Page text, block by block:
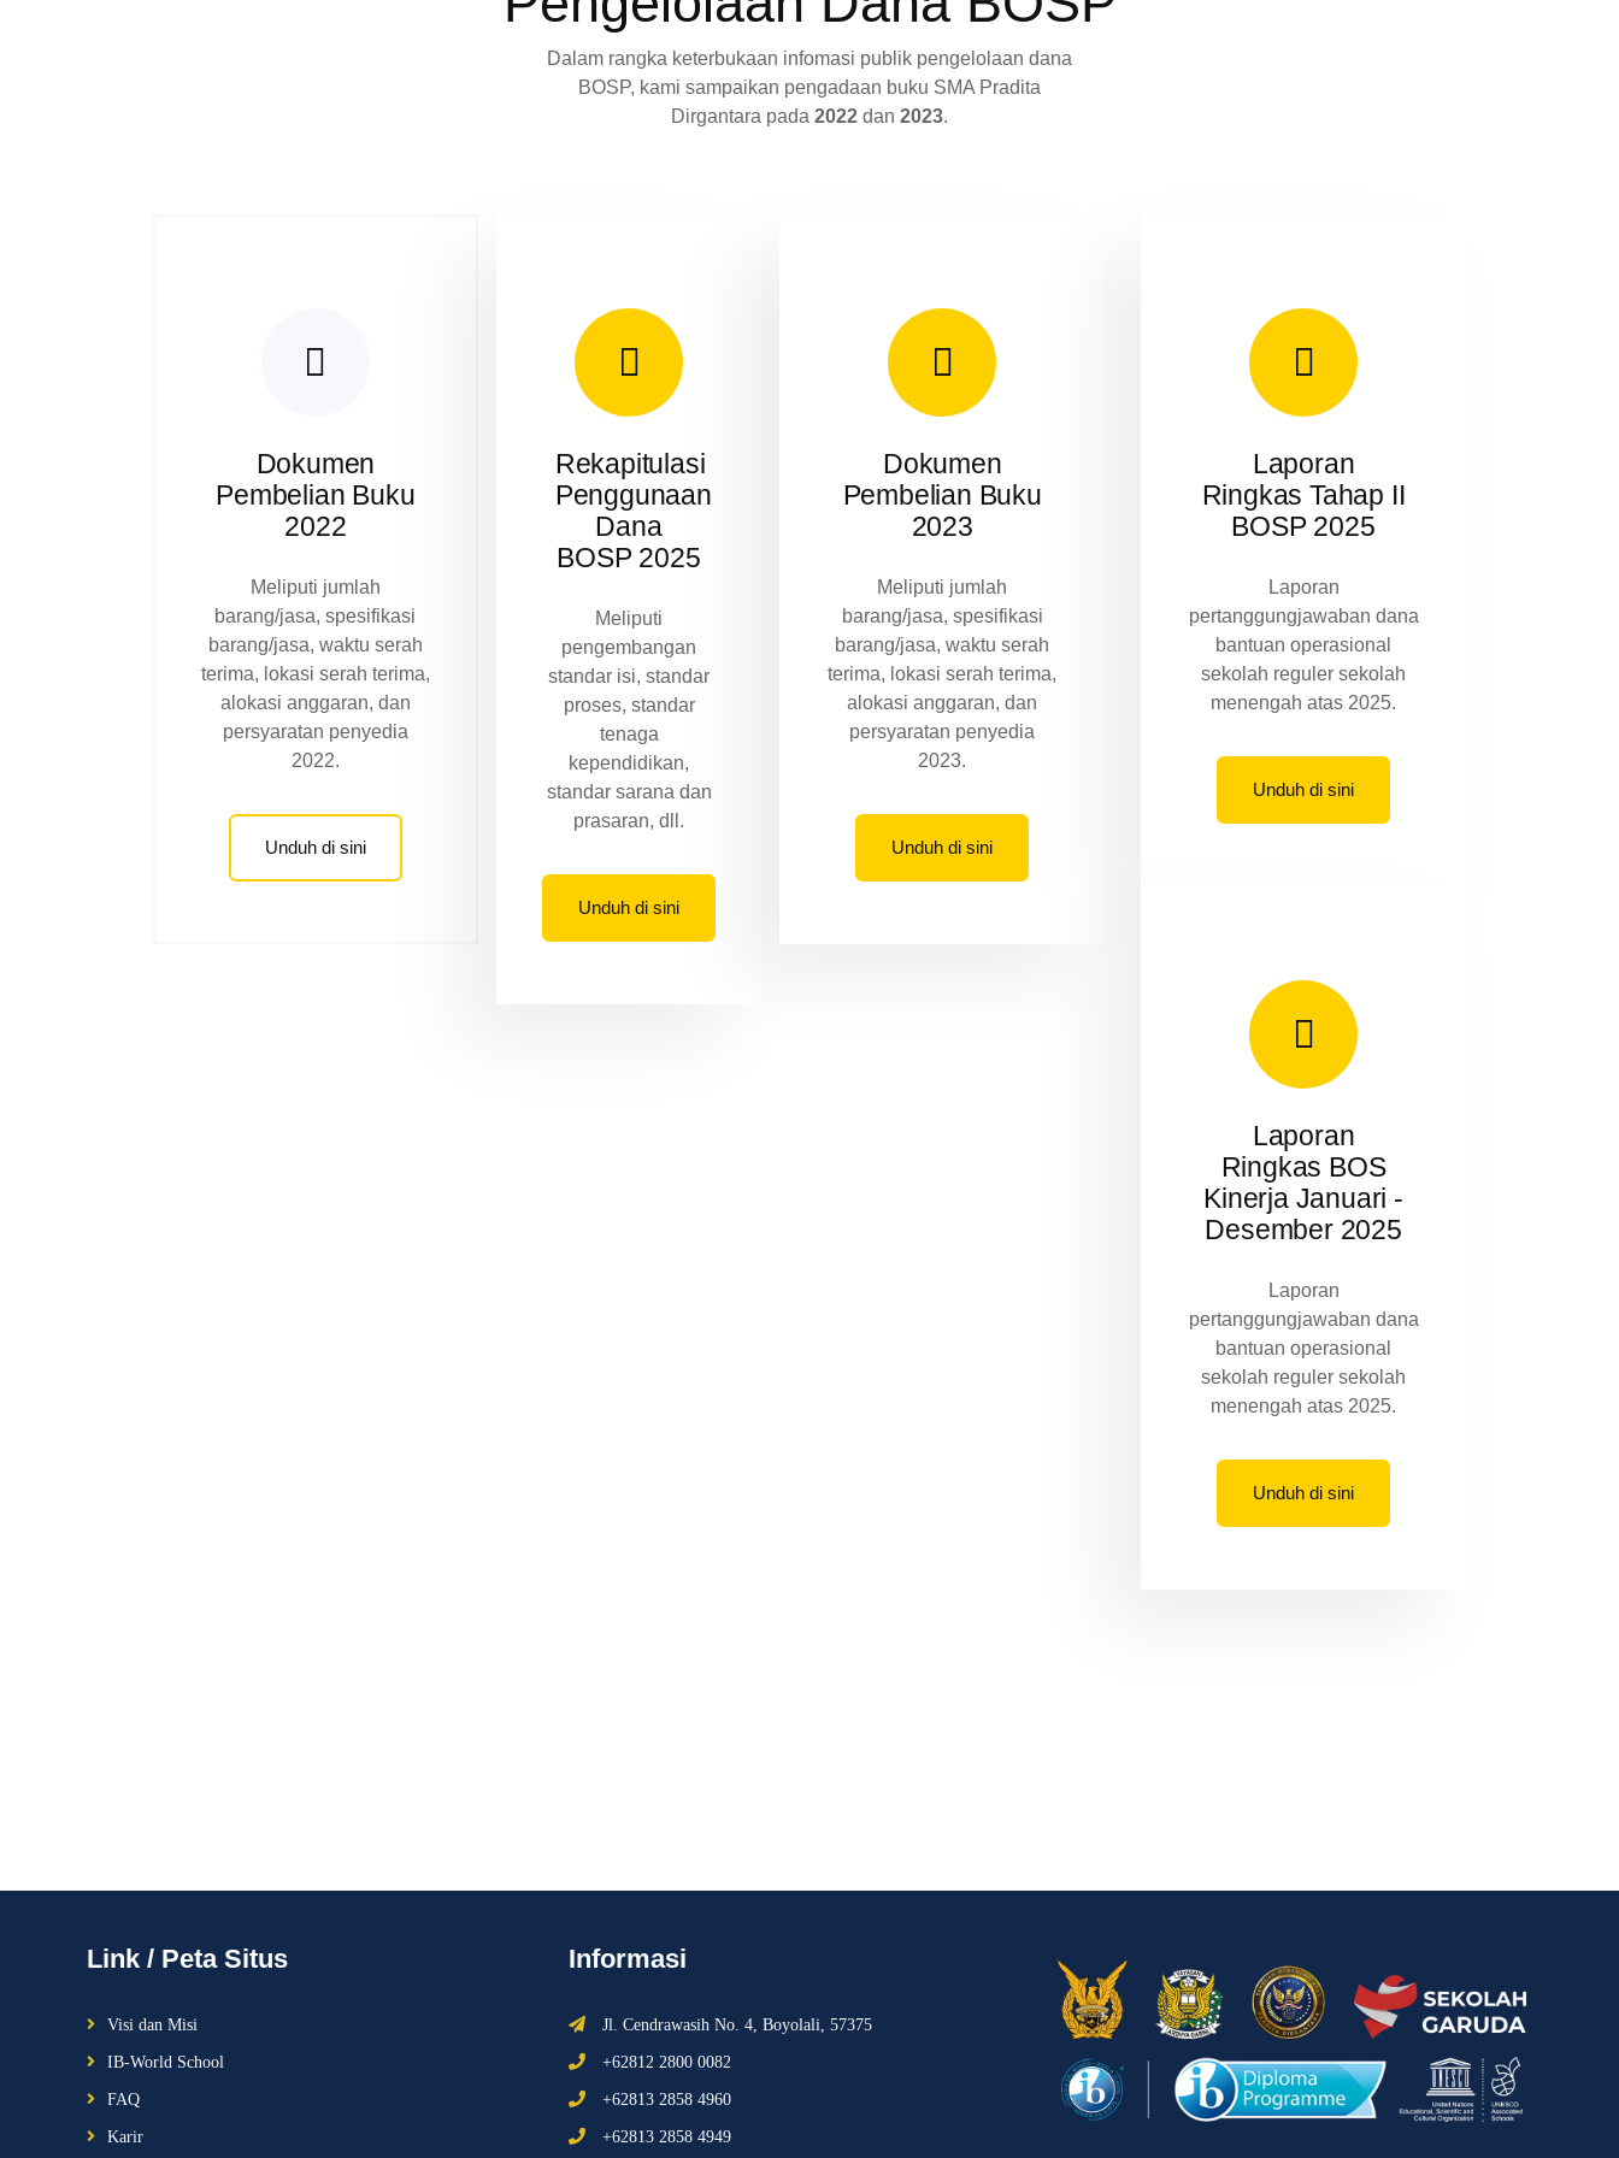
Dalam rangka keterbukaan infomasi publik pengelolaan dana
BOSP, kami sampaikan pengadaan buku SMA Pradita
Dirgantara pada 2022 dan 2023.
Dokumen
Pembelian Buku
2022
Meliputi jumlah
barang/jasa, spesifikasi
barang/jasa, waktu serah
terima, lokasi serah terima,
alokasi anggaran, dan
persyaratan penyedia
2022.
Unduh di sini
Rekapitulasi
Penggunaan
Dana
BOSP 2025
Meliputi
pengembangan
standar isi, standar
proses, standar
tenaga
kependidikan,
standar sarana dan
prasaran, dll.
Unduh di sini
Dokumen
Pembelian Buku
2023
Meliputi jumlah
barang/jasa, spesifikasi
barang/jasa, waktu serah
terima, lokasi serah terima,
alokasi anggaran, dan
persyaratan penyedia
2023.
Unduh di sini
Laporan
Ringkas Tahap II
BOSP 2025
Laporan
pertanggungjawaban dana
bantuan operasional
sekolah reguler sekolah
menengah atas 2025.
Unduh di sini
Laporan
Ringkas BOS
Kinerja Januari -
Desember 2025
Laporan
pertanggungjawaban dana
bantuan operasional
sekolah reguler sekolah
menengah atas 2025.
Unduh di sini
Link / Peta Situs
Visi dan Misi
IB-World School
FAQ
Karir
Informasi
Jl. Cendrawasih No. 4, Boyolali, 57375
+62812 2800 0082
+62813 2858 4960
+62813 2858 4949